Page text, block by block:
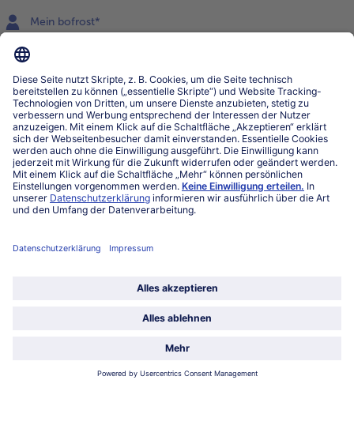
Mein bofrost*
www.bofrost.lu
027863232
Mo-Fr. von 7 bis 20 Uhr
Service
Über bofrost*